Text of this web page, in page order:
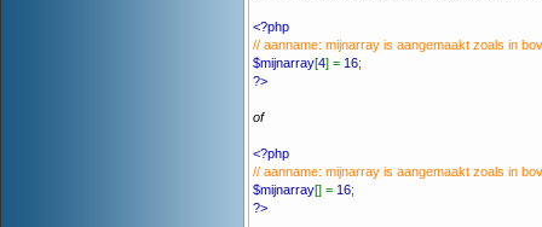
<?php
// aanname: mijnarray is aangemaakt zoals in
$mijnarray[4] = 16;
?>
of
<?php
// aanname: mijnarray is aangemaakt zoals in
$mijnarray[] = 16;
?>